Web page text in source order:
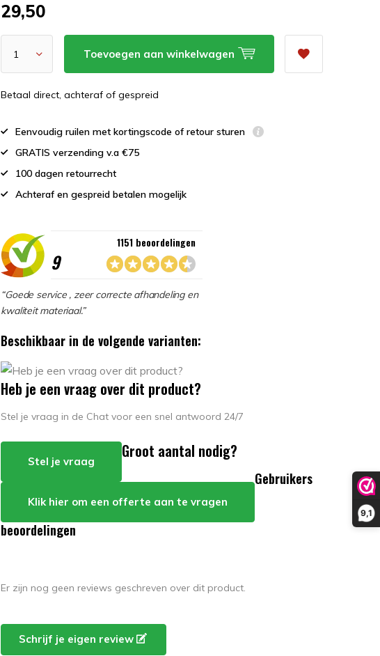
9,1
29,50
Toevoegen aan winkelwagen
Betaal direct, achteraf of gespreid
Eenvoudig ruilen met kortingscode of retour sturen
GRATIS verzending v.a €75
100 dagen retourrecht
Achteraf en gespreid betalen mogelijk
9
1151 beoordelingen
“Goede service , zeer correcte afhandeling en
kwaliteit materiaal.”
Beschikbaar in de volgende varianten:
Heb je een vraag over dit product?
Stel je vraag in de Chat voor een snel antwoord 24/7
Stel je vraag
Groot aantal nodig?
Klik hier om een offerte aan te vragen
Gebruikers
beoordelingen
Er zijn nog geen reviews geschreven over dit product.
Schrijf je eigen review